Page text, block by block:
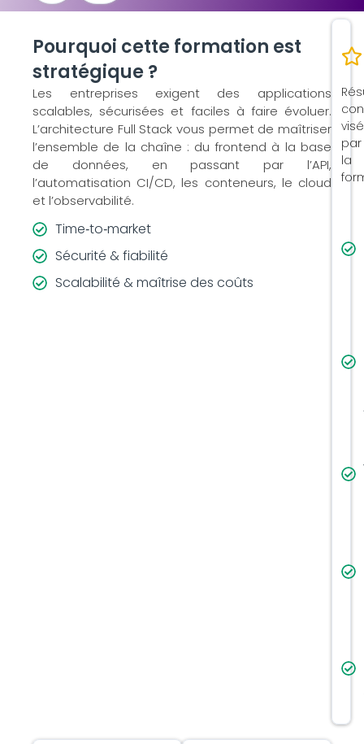
Pourquoi cette formation est
stratégique ?
Les entreprises exigent des applications
scalables, sécurisées et faciles à faire évoluer.
L’architecture Full Stack vous permet de maîtriser
l’ensemble de la chaîne : du frontend à la base
de données, en passant par l’API,
l’automatisation CI/CD, les conteneurs, le cloud
et l’observabilité.
Time‑to‑market
Sécurité & fiabilité
Scalabilité & maîtrise des coûts
par
la